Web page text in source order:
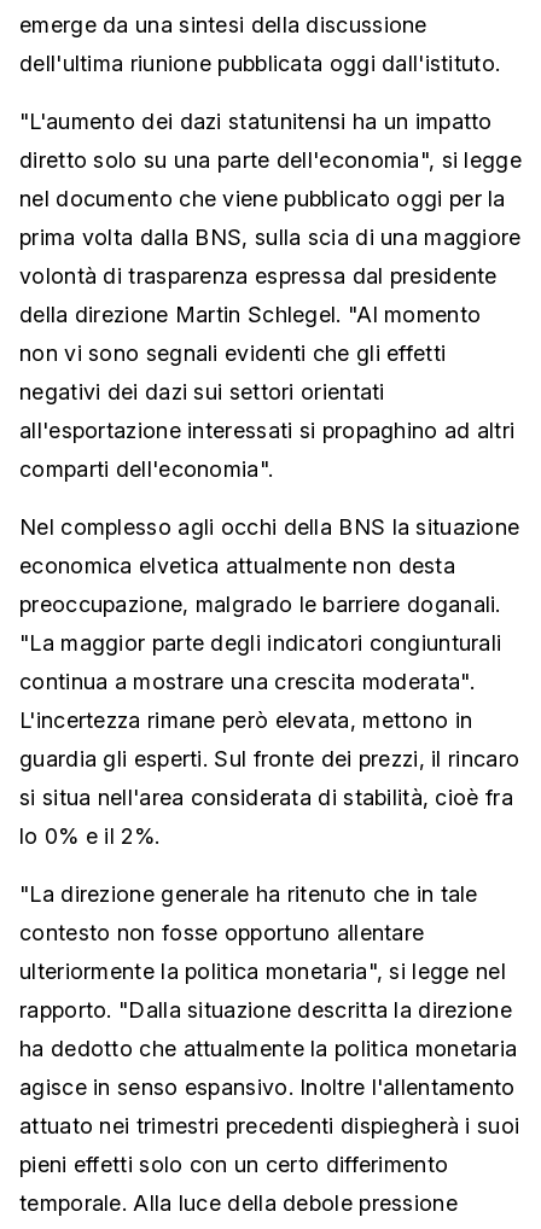
emerge da una sintesi della discussione
dell'ultima riunione pubblicata oggi dall'istituto.
"L'aumento dei dazi statunitensi ha un impatto
diretto solo su una parte dell'economia", si legge
nel documento che viene pubblicato oggi per la
prima volta dalla BNS, sulla scia di una maggiore
volontà di trasparenza espressa dal presidente
della direzione Martin Schlegel. "Al momento
non vi sono segnali evidenti che gli effetti
negativi dei dazi sui settori orientati
all'esportazione interessati si propaghino ad altri
comparti dell'economia".
Nel complesso agli occhi della BNS la situazione
economica elvetica attualmente non desta
preoccupazione, malgrado le barriere doganali.
"La maggior parte degli indicatori congiunturali
continua a mostrare una crescita moderata".
L'incertezza rimane però elevata, mettono in
guardia gli esperti. Sul fronte dei prezzi, il rincaro
si situa nell'area considerata di stabilità, cioè fra
lo 0% e il 2%.
"La direzione generale ha ritenuto che in tale
contesto non fosse opportuno allentare
ulteriormente la politica monetaria", si legge nel
rapporto. "Dalla situazione descritta la direzione
ha dedotto che attualmente la politica monetaria
agisce in senso espansivo. Inoltre l'allentamento
attuato nei trimestri precedenti dispiegherà i suoi
pieni effetti solo con un certo differimento
temporale. Alla luce della debole pressione